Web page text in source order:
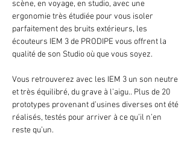
scène, en voyage, en studio, avec une
ergonomie très étudiée pour vous isoler
parfaitement des bruits extérieurs, les
écouteurs IEM 3 de PRODIPE vous offrent la
qualité de son Studio où que vous soyez.
Vous retrouverez avec les IEM 3 un son neutre
et très équilibré, du grave à l’aigu.. Plus de 20
prototypes provenant d’usines diverses ont été
réalisés, testés pour arriver à ce qu’il n’en
reste qu’un.